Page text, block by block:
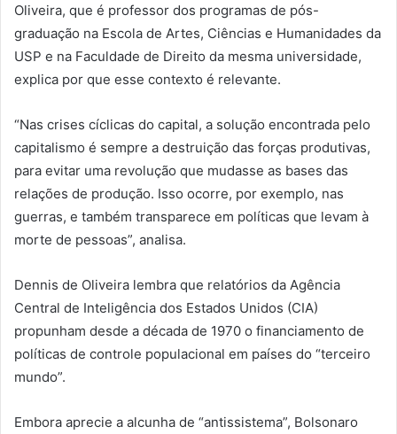
Oliveira, que é professor dos programas de pós-
graduação na Escola de Artes, Ciências e Humanidades da
USP e na Faculdade de Direito da mesma universidade,
explica por que esse contexto é relevante.
“Nas crises cíclicas do capital, a solução encontrada pelo
capitalismo é sempre a destruição das forças produtivas,
para evitar uma revolução que mudasse as bases das
relações de produção. Isso ocorre, por exemplo, nas
guerras, e também transparece em políticas que levam à
morte de pessoas”, analisa.
Dennis de Oliveira lembra que relatórios da Agência
Central de Inteligência dos Estados Unidos (CIA)
propunham desde a década de 1970 o financiamento de
políticas de controle populacional em países do “terceiro
mundo”.
Embora aprecie a alcunha de “antissistema”, Bolsonaro